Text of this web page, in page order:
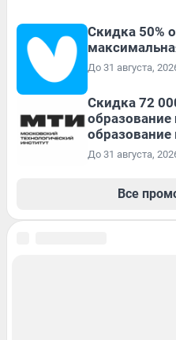
Скидка 50%
До 31 августа,
Скидка 72
образование
образование
До 31 августа,
Все